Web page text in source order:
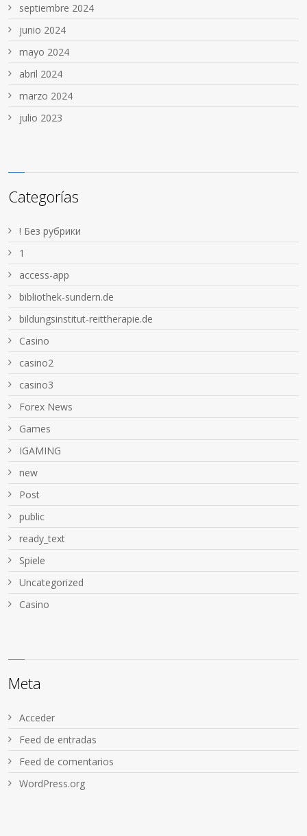
septiembre 2024
junio 2024
mayo 2024
abril 2024
marzo 2024
julio 2023
Categorías
! Без рубрики
1
access-app
bibliothek-sundern.de
bildungsinstitut-reittherapie.de
Casino
casino2
casino3
Forex News
Games
IGAMING
new
Post
public
ready_text
Spiele
Uncategorized
Сasino
Meta
Acceder
Feed de entradas
Feed de comentarios
WordPress.org